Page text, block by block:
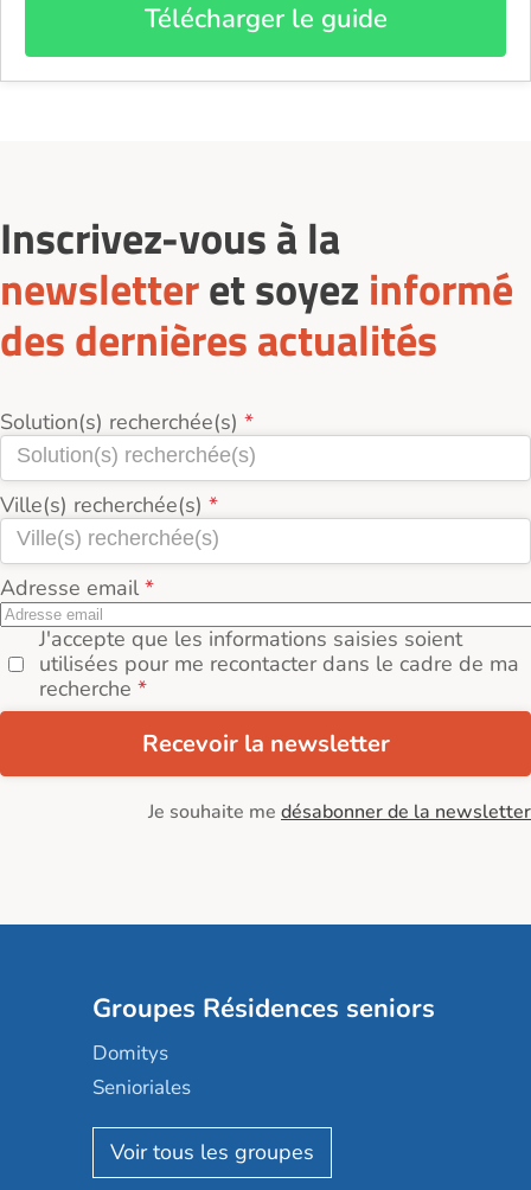
Télécharger le guide
Inscrivez-vous à la
newsletteret soyez informé
des dernières actualités
Solution(s) recherchée(s)
Ville(s) recherchée(s)
Adresse email
J'accepte que les informations saisies soient
utilisées pour me recontacter dans le cadre de ma
recherche
Recevoir la newsletter
Je souhaite me désabonner de la newsletter
Groupes Résidences seniors
Domitys
Senioriales
Nohée
Les Résidentiels